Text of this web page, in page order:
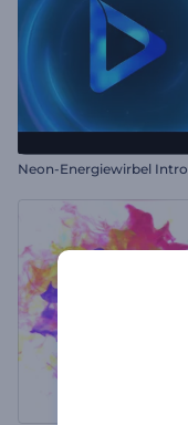
Neon-Energiewirbel Intro